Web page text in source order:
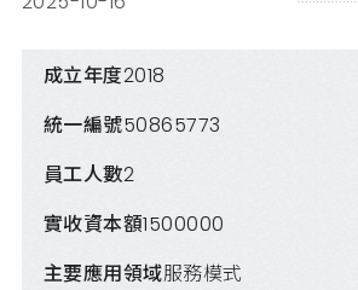
成立年度2018
統一編號50865773
員工人數2
實收資本額1500000
主要應用領域服務模式